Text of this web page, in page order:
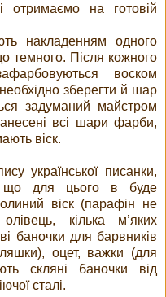
на готовій
накладенням одного
темного. Після кожного
воском
зберегти й шар
задуманий майстром
всі шари фарби,
віск.
української писанки,
що для цього в буде
віск (парафін не
кілька м’яких
баночки для барвників
оцет, важки (для
скляні баночки від
сталі.